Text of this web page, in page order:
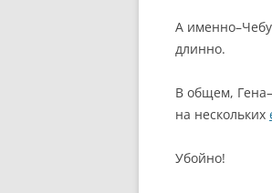
А
длинно.
В общем,
на нескольких
Убойно!